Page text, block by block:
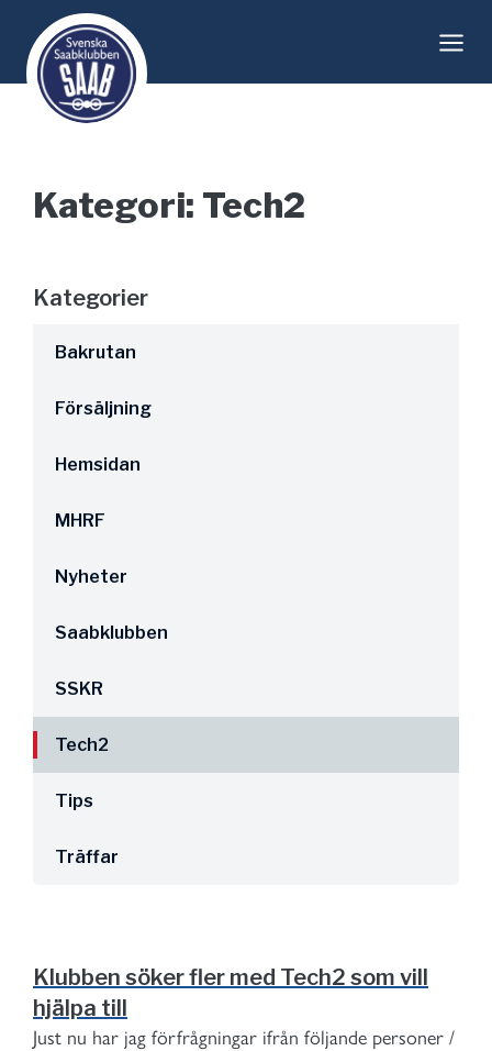
content
Kategori: Tech2
Kategorier
Bakrutan
Försäljning
Hemsidan
MHRF
Nyheter
Saabklubben
SSKR
Tech2
Tips
Träffar
Klubben söker fler med Tech2 som vill
hjälpa till
Just nu har jag förfrågningar ifrån följande personer /